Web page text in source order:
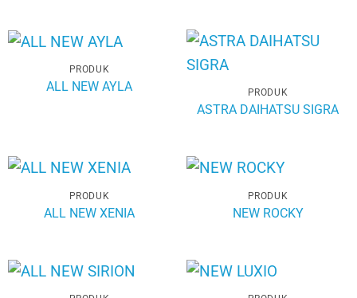
PRODUK
ALL NEW AYLA PRODUK
ASTRA DAIHATSU SIGRA
PRODUK
ALL NEW XENIA
PRODUK
NEW ROCKY